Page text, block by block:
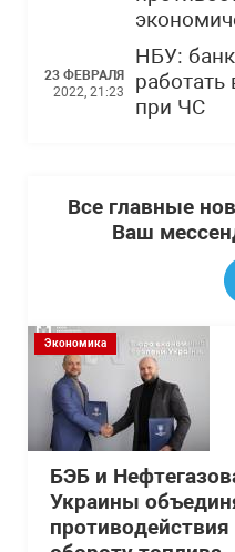
23 ФЕВРАЛЯ
2022, 21:23
НБУ:
при ЧС
Все главные
Ваш
Экономика
БЭБ и
Украины